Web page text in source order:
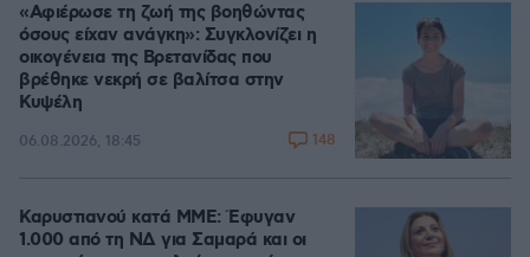
«Αφιέρωσε τη ζωή της βοηθώντας
όσους είχαν ανάγκη»: Συγκλονίζει η
οικογένεια της Βρετανίδας που
βρέθηκε νεκρή σε βαλίτσα στην
Κυψέλη
06.08.2026, 18:45 148
Καρυστιανού κατά ΜΜΕ: Έφυγαν
1.000 από τη ΝΔ για Σαμαρά και οι